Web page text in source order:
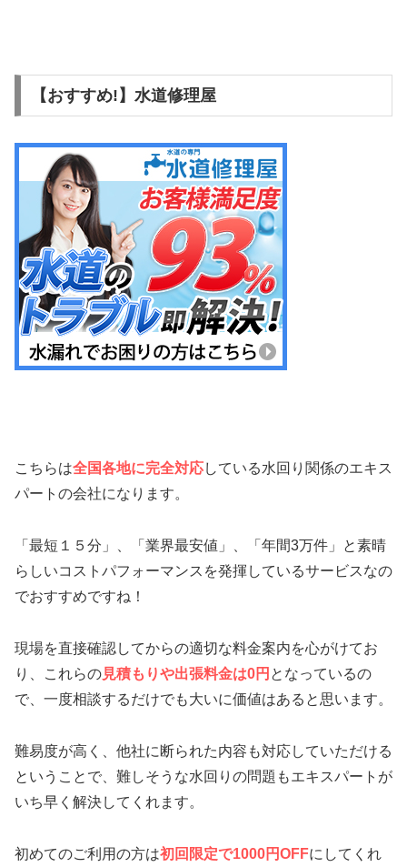
【おすすめ!】水道修理屋
こちらは全国各地に完全対応している水回り関係のエキス
パートの会社になります。
「最短１５分」、「業界最安値」、「年間3万件」と素晴
らしいコストパフォーマンスを発揮しているサービスなの
でおすすめですね！
現場を直接確認してからの適切な料金案内を心がけてお
り、これらの見積もりや出張料金は0円 となっているの
で、一度相談するだけでも大いに価値はあると思います。
難易度が高く、他社に断られた内容も対応していただける
ということで、難しそうな水回りの問題もエキスパートが
いち早く解決してくれます。
初めてのご利用の方は初回限定で1000円OFFにしてくれ